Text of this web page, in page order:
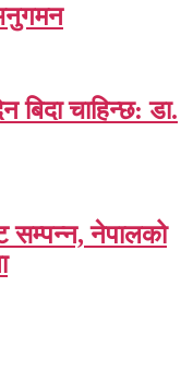
बिदा चाहिन्छ: डा.
सम्पन्न, नेपालको